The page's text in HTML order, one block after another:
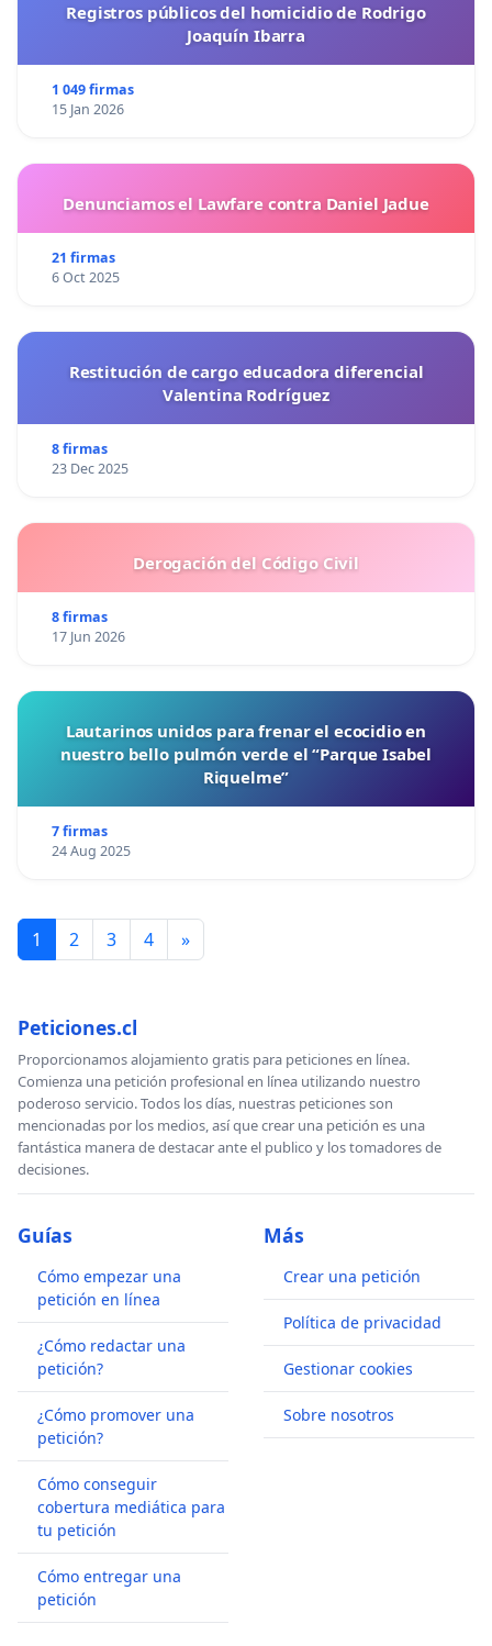
Registros públicos del homicidio de Rodrigo
Joaquín Ibarra
1 049 firmas
15 Jan 2026
Denunciamos el Lawfare contra Daniel Jadue
21 firmas
6 Oct 2025
Restitución de cargo educadora diferencial
Valentina Rodríguez
8 firmas
23 Dec 2025
Derogación del Código Civil
8 firmas
17 Jun 2026
Lautarinos unidos para frenar el ecocidio en
nuestro bello pulmón verde el “Parque Isabel
Riquelme”
7 firmas
24 Aug 2025
1 2 3 4 »
Peticiones.cl
Proporcionamos alojamiento gratis para peticiones en línea.
Comienza una petición profesional en línea utilizando nuestro
poderoso servicio. Todos los días, nuestras peticiones son
mencionadas por los medios, así que crear una petición es una
fantástica manera de destacar ante el publico y los tomadores de
decisiones.
Guías
Cómo empezar una
petición en línea
¿Cómo redactar una
petición?
¿Cómo promover una
petición?
Cómo conseguir
cobertura mediática para
tu petición
Cómo entregar una
petición
Más
Crear una petición
Política de privacidad
Gestionar cookies
Sobre nosotros